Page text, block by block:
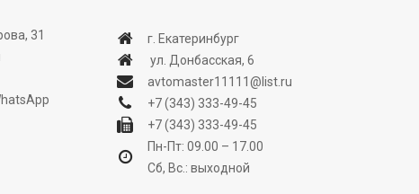
31
г. Екатеринбург
ул. Донбасская, 6
avtomaster11111@list.ru
+7 (343) 333-49-45
+7 (343) 333-49-45
Пн-Пт: 09.00 – 17.00
Сб, Вс.: выходной